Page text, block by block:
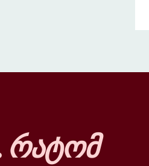
რატომ